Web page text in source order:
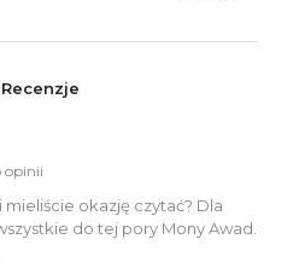
opinii
okazję czytać? Dla
do tej pory Mony Awad.